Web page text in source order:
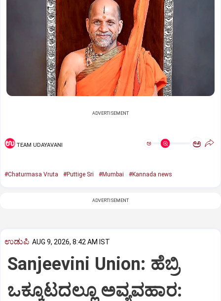
ADVERTISEMENT
TEAM UDAYAVANI ಅ ಅ
#Chaturmasa Vruta #Puttige Sri #Mumbai #Kannada news
ADVERTISEMENT
ಉಡುಪಿ AUG 9, 2026, 8:42 AM IST
Sanjeevini Union: ಹೆಬ್ರಿ
ಒಕ್ಕೂಟದಲ್ಲೂ ಅವ್ಯವಹಾರ: